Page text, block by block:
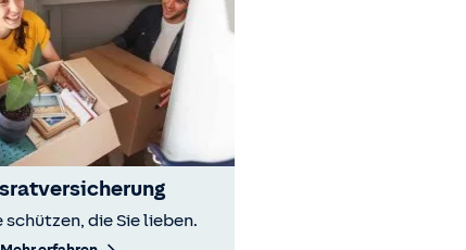
schützen, die Sie lieben.